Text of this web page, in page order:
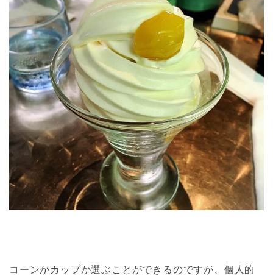
コーンかカップか選ぶことができるのですが、個人的